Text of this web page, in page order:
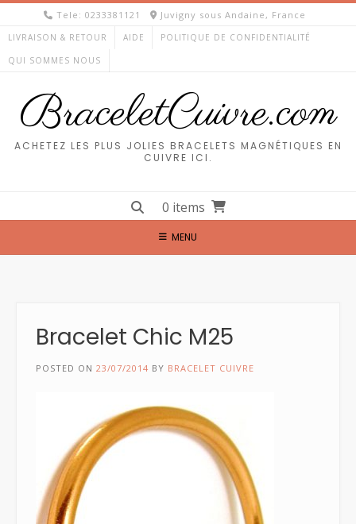
Skip
content
Tele: 0233381121 Juvigny sous Andaine, France
LIVRAISON & RETOUR AIDE POLITIQUE DE CONFIDENTIALITÉ
QUI SOMMES NOUS
BraceletCuivre.com
ACHETEZ LES PLUS JOLIES BRACELETS MAGNÉTIQUES EN
CUIVRE ICI.
0 items
MENU
Bracelet Chic M25
POSTED ON 23/07/2014 BY BRACELET CUIVRE